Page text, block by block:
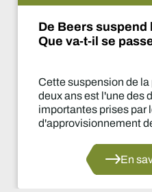
De Beers
Que va-t-il se
Cette suspension de
deux ans est l'une des
importantes prises par
d'approvisionnement
En